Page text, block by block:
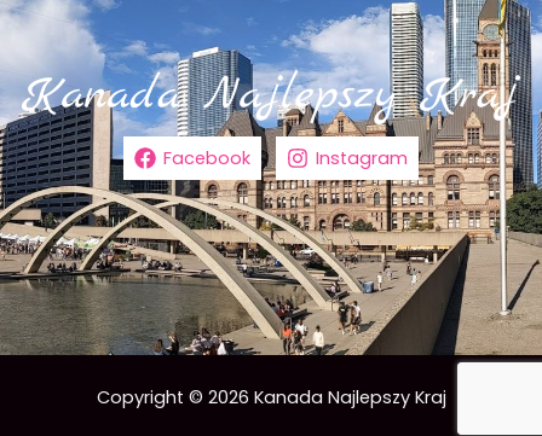
Facebook Instagram
Copyright © 2026 Kanada Najlepszy Kraj